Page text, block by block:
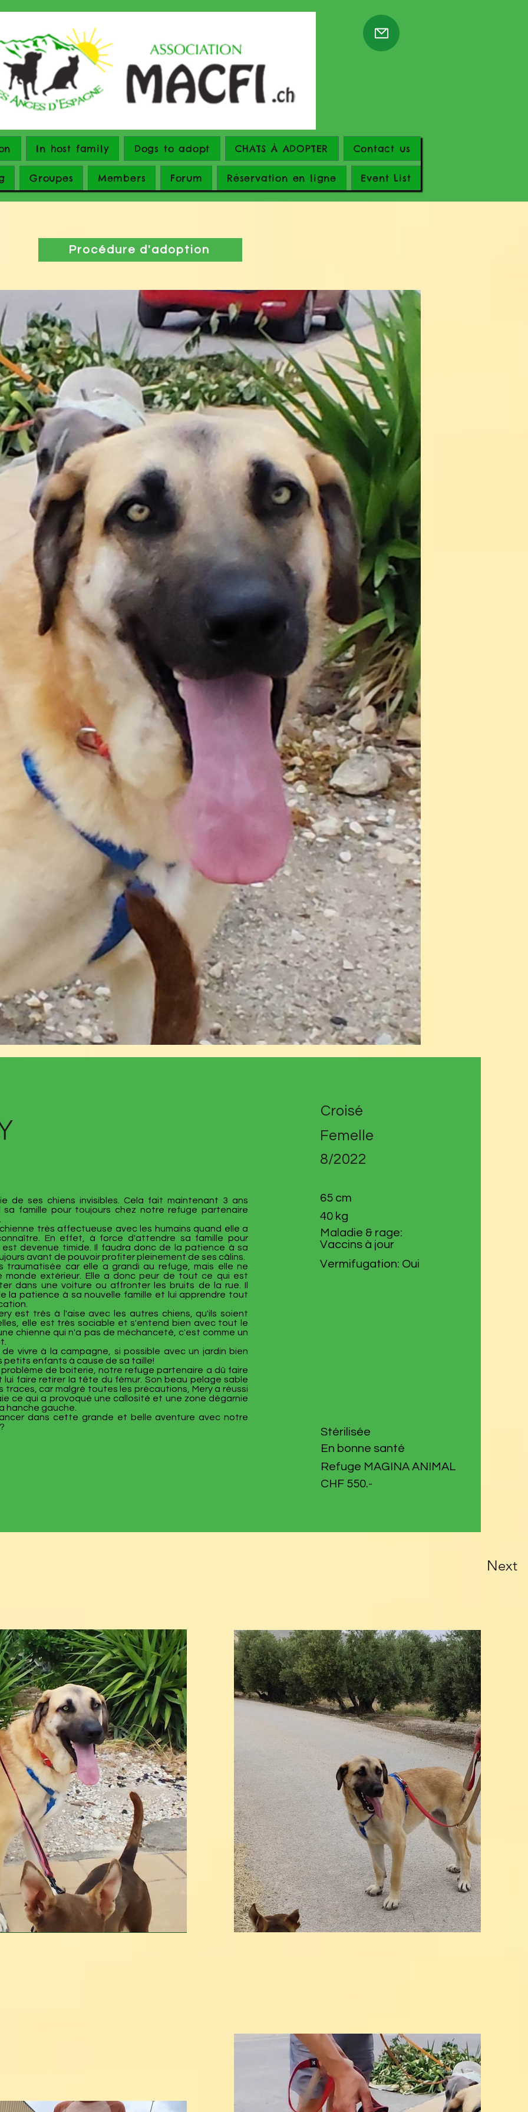
In host family Dogs to adopt CHATS À ADOPTER Contact us
Groupes Members Forum Réservation en ligne Event List
Procédure d'adoption
de ses chiens invisibles. Cela fait maintenant 3 ans
famille pour toujours chez notre refuge partenaire
très affectueuse avec les humains quand elle a
En effet, à force d'attendre sa famille pour
est devenue timide. Il faudra donc de la patience à sa
avant de pouvoir profiter pleinement de ses câlins.
traumatisée car elle a grandi au refuge, mais elle ne
monde extérieur. Elle a donc peur de tout ce qui est
dans une voiture ou affronter les bruits de la rue. Il
la patience à sa nouvelle famille et lui apprendre tout
est très à l'aise avec les autres chiens, qu'ils soient
elle est très sociable et s'entend bien avec tout le
chienne qui n'a pas de méchanceté, c'est comme un
de vivre à la campagne, si possible avec un jardin bien
petits enfants à cause de sa taille!
problème de boiterie, notre refuge partenaire a dû faire
lui faire retirer la tête du fémur. Son beau pelage sable
traces, car malgré toutes les précautions, Mery a réussi
ce qui a provoqué une callosité et une zone dégarnie
hanche gauche.
dans cette grande et belle aventure avec notre
Croisé
Femelle
8/2022
65 cm
40 kg
Maladie & rage:
Vaccins à jour
Vermifugation: Oui
Stérilisée
En bonne santé
Refuge MAGINA ANIMAL
CHF 550.-
Next